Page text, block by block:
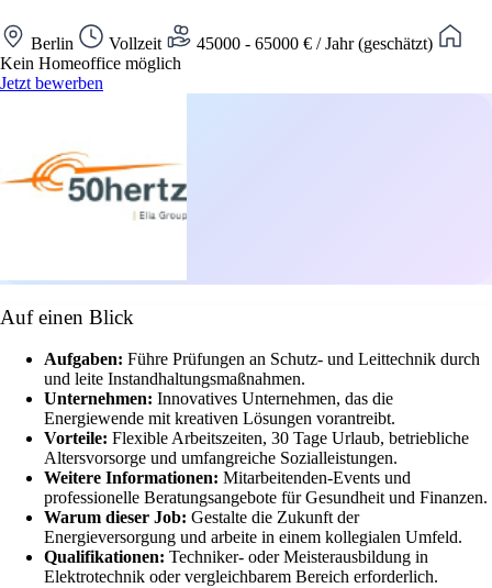
Berlin Vollzeit
45000 - 65000 € / Jahr (geschätzt)
Kein Homeoffice möglich
Jetzt bewerben
Auf einen Blick
Aufgaben: Führe Prüfungen an Schutz- und Leittechnik durch
und leite Instandhaltungsmaßnahmen.
Unternehmen: Innovatives Unternehmen, das die
Energiewende mit kreativen Lösungen vorantreibt.
Vorteile: Flexible Arbeitszeiten, 30 Tage Urlaub, betriebliche
Altersvorsorge und umfangreiche Sozialleistungen.
Weitere Informationen: Mitarbeitenden-Events und
professionelle Beratungsangebote für Gesundheit und Finanzen.
Warum dieser Job: Gestalte die Zukunft der
Energieversorgung und arbeite in einem kollegialen Umfeld.
Qualifikationen: Techniker- oder Meisterausbildung in
Elektrotechnik oder vergleichbarem Bereich erforderlich.